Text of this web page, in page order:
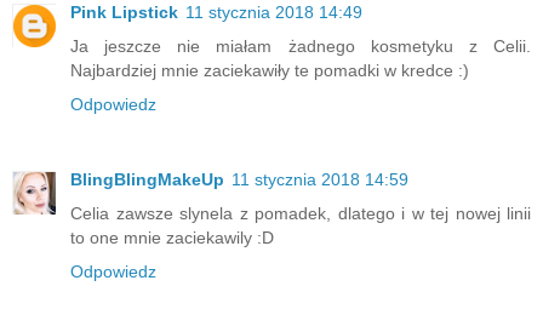
Pink Lipstick 11 stycznia 2018 14:49
Ja jeszcze nie miałam żadnego kosmetyku z Celii.
Najbardziej mnie zaciekawiły te pomadki w kredce :)
Odpowiedz
BlingBlingMakeUp 11 stycznia 2018 14:59
Celia zawsze slynela z pomadek, dlatego i w tej nowej linii
to one mnie zaciekawily :D
Odpowiedz